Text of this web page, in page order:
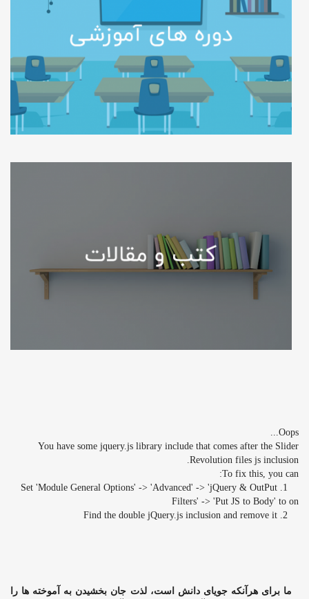
Oops...
You have some jquery.js library include that comes after the Slider
Revolution files js inclusion.
To fix this, you can:
1. Set 'Module General Options' -> 'Advanced' -> 'jQuery & OutPut
Filters' -> 'Put JS to Body' to on
ما برای هرآنکه جویای دانش است، لذت جان بخشیدن به آموخته ها را